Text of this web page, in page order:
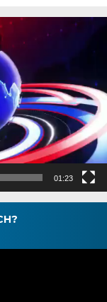
01:23